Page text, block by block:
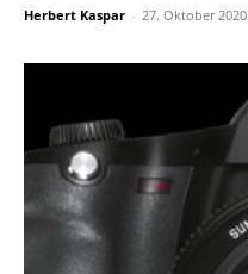
Herbert Kaspar - 27. Oktober 2020